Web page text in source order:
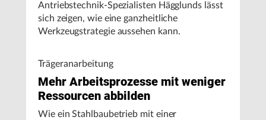
Antriebstechnik-Spezialisten Hägglunds lässt
sich zeigen, wie eine ganzheitliche
Werkzeugstrategie aussehen kann.
Trägeranarbeitung
Mehr Arbeitsprozesse mit weniger
Ressourcen abbilden
Wie ein Stahlbaubetrieb mit einer